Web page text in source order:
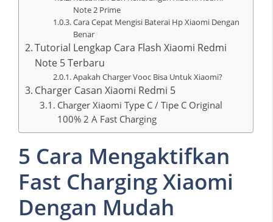
Note 2 Prime
Cara Cepat Mengisi Baterai Hp Xiaomi Dengan
Benar
Tutorial Lengkap Cara Flash Xiaomi Redmi
Note 5 Terbaru
Apakah Charger Vooc Bisa Untuk Xiaomi?
Charger Casan Xiaomi Redmi 5
Charger Xiaomi Type C / Tipe C Original
100% 2 A Fast Charging
5 Cara Mengaktifkan
Fast Charging Xiaomi
Dengan Mudah